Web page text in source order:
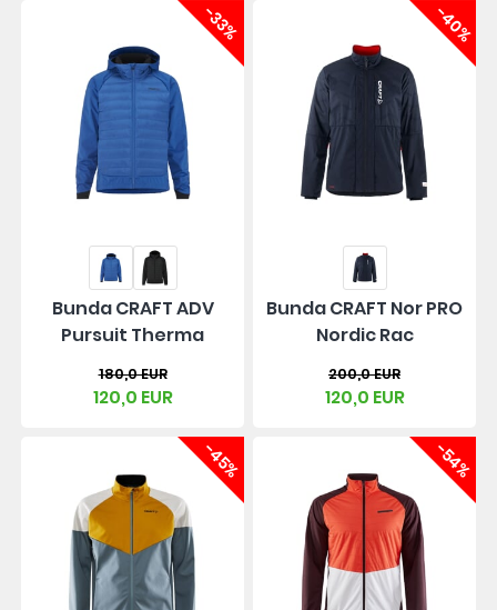
-33%
Bunda CRAFT ADV
Pursuit Therma
180,0 EUR
120,0 EUR
-40%
Bunda CRAFT Nor PRO
Nordic Rac
200,0 EUR
120,0 EUR
-45% -54%